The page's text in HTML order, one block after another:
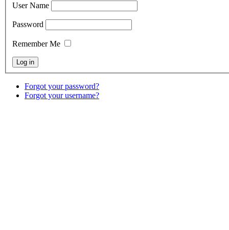
User Name
Password
Remember Me
Forgot your password?
Forgot your username?